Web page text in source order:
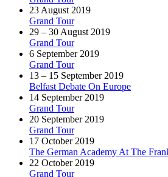
23 August 2019
Grand Tour
29 – 30 August 2019
Grand Tour
6 September 2019
Grand Tour
13 – 15 September 2019
Belfast Debate On Europe
14 September 2019
Grand Tour
20 September 2019
Grand Tour
17 October 2019
The German Academy At The
22 October 2019
Grand Tour